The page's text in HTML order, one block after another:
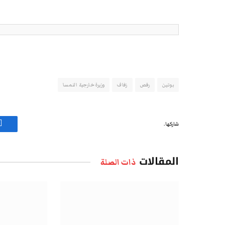
بوتين رقص زفاف وزيرة خارجية النمسا
شاركها.
المقالات ذات الصلة